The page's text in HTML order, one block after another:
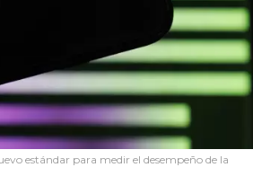
estándar para medir el desempeño de la